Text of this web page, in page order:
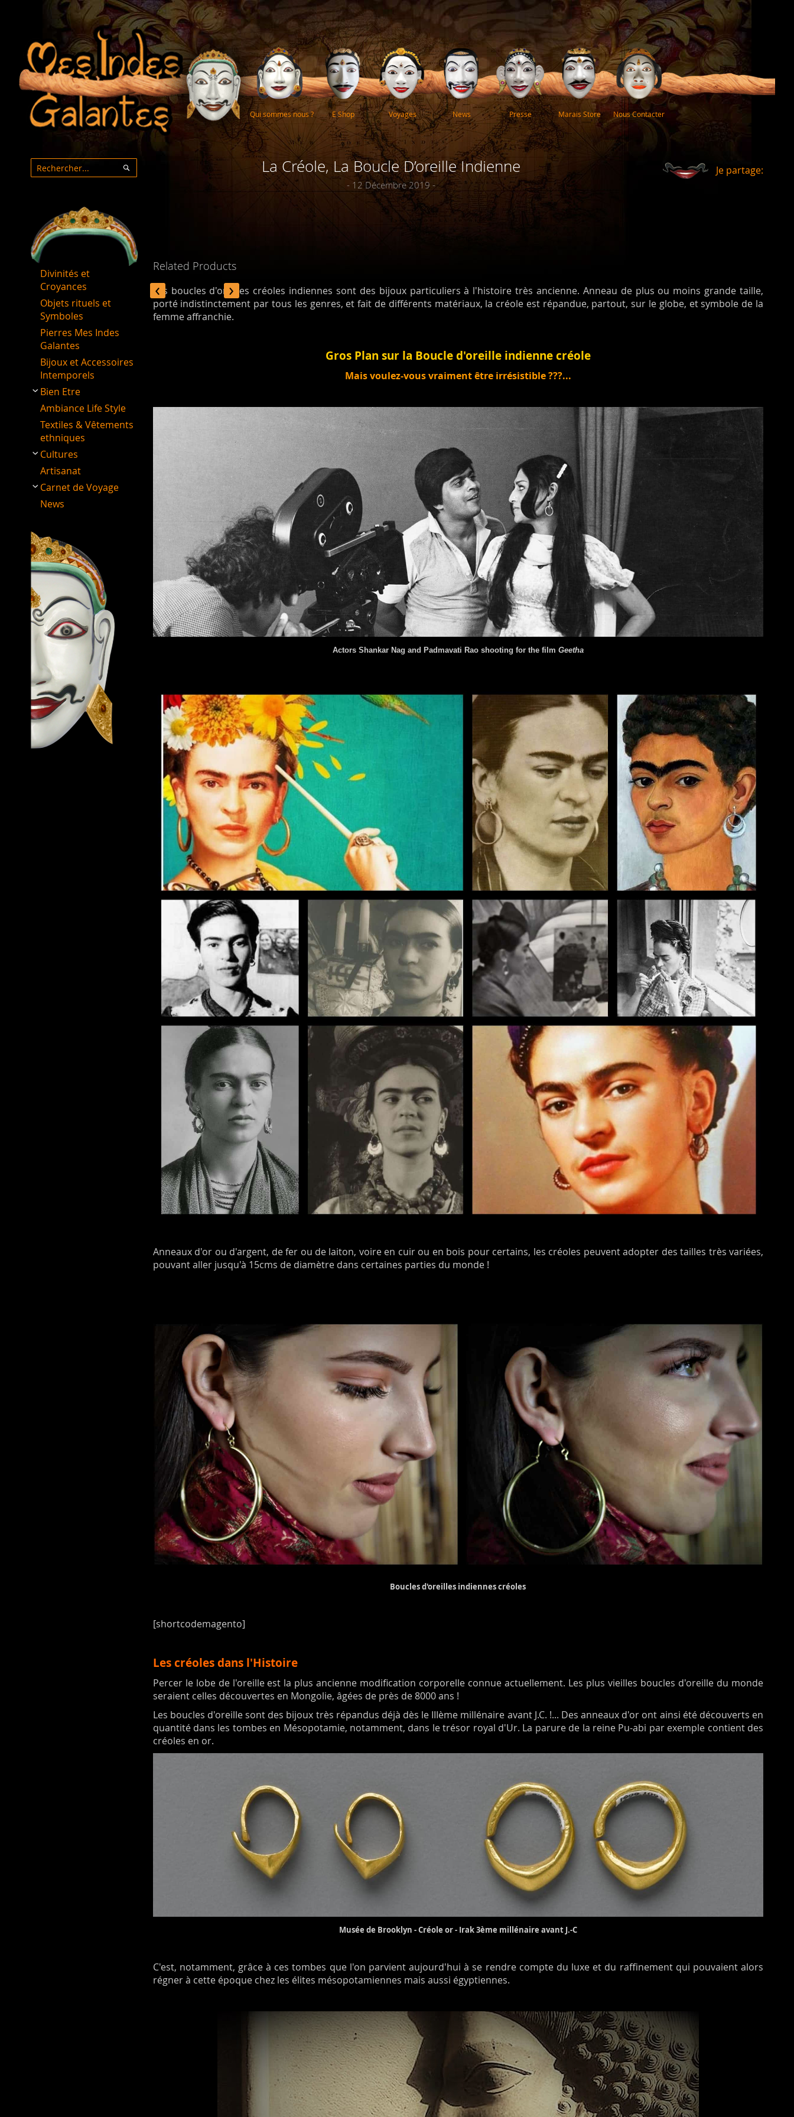
Qui sommes nous ? E Shop Voyages News Presse Marais Store Nous Contacter
La Créole, La Boucle D’oreille Indienne
- 12 Décembre 2019 -
Je partage:
Related Products
‹ ›
Les boucles d'oreilles créoles indiennes sont des bijoux particuliers à l'histoire très ancienne. Anneau de plus ou moins grande taille,
porté indistinctement par tous les genres, et fait de différents matériaux, la créole est répandue, partout, sur le globe, et symbole de la
femme affranchie.
Gros Plan sur la Boucle d'oreille indienne créole
Mais voulez-vous vraiment être irrésistible ???...
Actors Shankar Nag and Padmavati Rao shooting for the film Geetha
Anneaux d'or ou d'argent, de fer ou de laiton, voire en cuir ou en bois pour certains, les créoles peuvent adopter des tailles très variées,
pouvant aller jusqu'à 15cms de diamètre dans certaines parties du monde !
Boucles d'oreilles indiennes créoles
[shortcodemagento]
Les créoles dans l'Histoire
Percer le lobe de l'oreille est la plus ancienne modification corporelle connue actuellement. Les plus vieilles boucles d'oreille du monde
seraient celles découvertes en Mongolie, âgées de près de 8000 ans !
Les boucles d'oreille sont des bijoux très répandus déjà dès le IIIème millénaire avant J.C. !... Des anneaux d'or ont ainsi été découverts en
quantité dans les tombes en Mésopotamie, notamment, dans le trésor royal d'Ur. La parure de la reine Pu-abi par exemple contient des
créoles en or.
Musée de Brooklyn - Créole or - Irak 3ème millénaire avant J.-C
C'est, notamment, grâce à ces tombes que l'on parvient aujourd'hui à se rendre compte du luxe et du raffinement qui pouvaient alors
régner à cette époque chez les élites mésopotamiennes mais aussi égyptiennes.
Rechercher
Divinités et
Croyances
Objets rituels et
Symboles
Pierres Mes Indes
Galantes
Bijoux et Accessoires
Intemporels
Bien Etre
Ambiance Life Style
Textiles & Vêtements
ethniques
Cultures
Artisanat
Carnet de Voyage
News